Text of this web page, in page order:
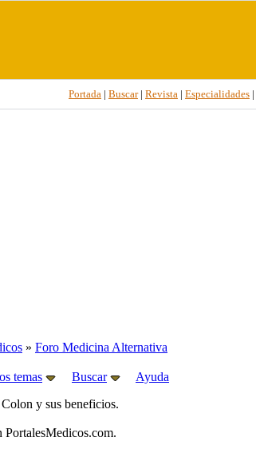
Portada | Buscar| Revista | Especialidades |
» Foro Medicina Alternativa
temas Buscar
Ayuda
y sus beneficios.
PortalesMedicos.com.